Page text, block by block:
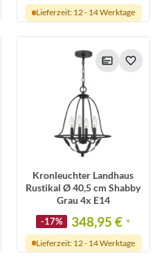
Lieferzeit: 12 - 14 Werktage
Kronleuchter Landhaus
Rustikal Ø 40,5 cm Shabby
Grau 4x E14
-17% 348,95 € *
Lieferzeit: 12 - 14 Werktage